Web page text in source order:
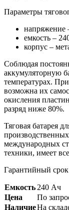
Параметры
напряжение
емкость –
корпус –
Соблюдая
аккумуляторную
температурах.
возможна их
окисления
разряд ниже 80%.
Тяговая батарея
международных
техники, имеет
Гарантийный
Емкость 240 Ач
Цена
По
НаличиеНа